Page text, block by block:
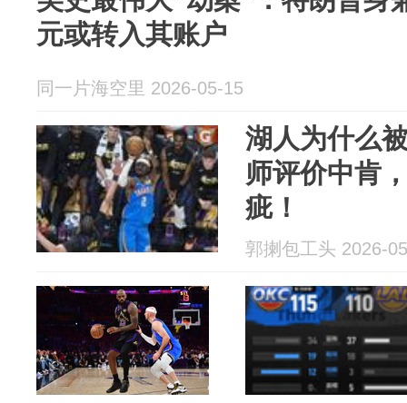
元或转入其账户
同一片海空里 2026-05-15
湖人为什么
师评价中肯
疵！
郭揦包工头 2026-